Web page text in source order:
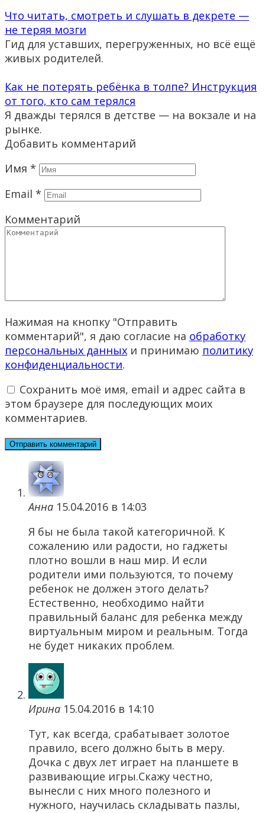
Что читать, смотреть и слушать в декрете —
не теряя мозги
Гид для уставших, перегруженных, но всё ещё
живых родителей.
Как не потерять ребёнка в толпе? Инструкция
от того, кто сам терялся
Я дважды терялся в детстве — на вокзале и на
рынке.
Добавить комментарий
Имя *
Email *
Комментарий
Нажимая на кнопку "Отправить
комментарий", я даю согласие на обработку
персональных данных и принимаю политику
конфиденциальности.
Сохранить моё имя, email и адрес сайта в
этом браузере для последующих моих
комментариев.
Анна 15.04.2016 в 14:03
Я бы не была такой категоричной. К
сожалению или радости, но гаджеты
плотно вошли в наш мир. И если
родители ими пользуются, то почему
ребенок не должен этого делать?
Естественно, необходимо найти
правильный баланс для ребенка между
виртуальным миром и реальным. Тогда
не будет никаких проблем.
Ирина 15.04.2016 в 14:10
Тут, как всегда, срабатывает золотое
правило, всего должно быть в меру.
Дочка с двух лет играет на планшете в
развивающие игры.Скажу честно,
вынесли с них много полезного и
нужного, научилась складывать пазлы,